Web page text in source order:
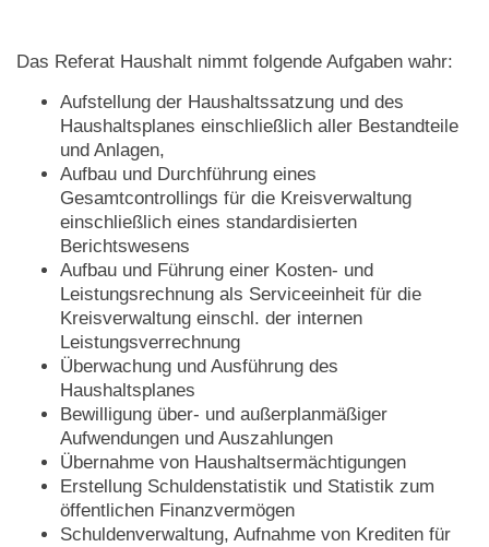
Das Referat Haushalt nimmt folgende Aufgaben wahr:
Aufstellung der Haushaltssatzung und des
Haushaltsplanes einschließlich aller Bestandteile
und Anlagen,
Aufbau und Durchführung eines
Gesamtcontrollings für die Kreisverwaltung
einschließlich eines standardisierten
Berichtswesens
Aufbau und Führung einer Kosten- und
Leistungsrechnung als Serviceeinheit für die
Kreisverwaltung einschl. der internen
Leistungsverrechnung
Überwachung und Ausführung des
Haushaltsplanes
Bewilligung über- und außerplanmäßiger
Aufwendungen und Auszahlungen
Übernahme von Haushaltsermächtigungen
Erstellung Schuldenstatistik und Statistik zum
öffentlichen Finanzvermögen
Schuldenverwaltung, Aufnahme von Krediten für